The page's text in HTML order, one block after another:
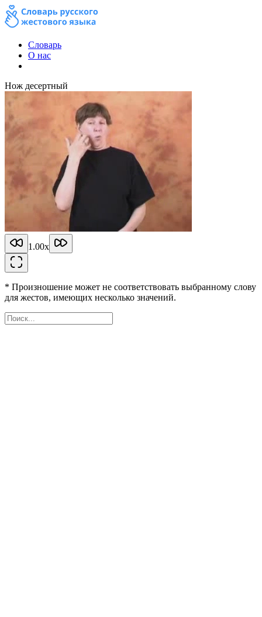
Словарь
О нас
Нож десертный
1.00x
* Произношение может не соответствовать выбранному слову
для жестов, имеющих несколько значений.